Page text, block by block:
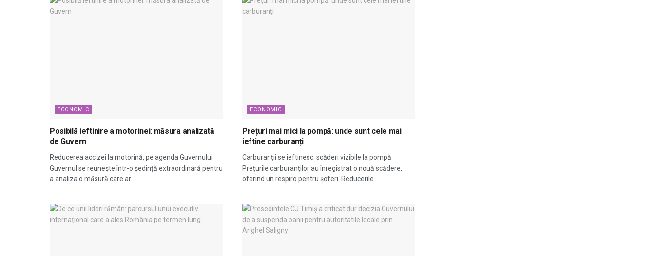
ECONOMIC
Posibilă ieftinire a motorinei: măsura analizată
de Guvern
Reducerea accizei la motorină, pe agenda Guvernului
Guvernul se reunește într-o ședință extraordinară pentru
a analiza o măsură care ar...
ECONOMIC
Prețuri mai mici la pompă: unde sunt cele mai
ieftine carburanți
Carburanții se ieftinesc: scăderi vizibile la pompă
Prețurile carburanților au înregistrat o nouă scădere,
oferind un respiro pentru șoferi. Reducerile...